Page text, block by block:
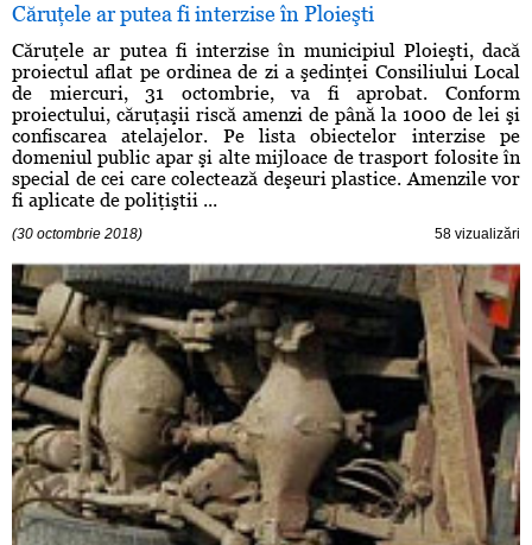
Căruţele ar putea fi interzise în Ploieşti
Căruţele ar putea fi interzise în municipiul Ploieşti, dacă
proiectul aflat pe ordinea de zi a şedinţei Consiliului Local
de miercuri, 31 octombrie, va fi aprobat. Conform
proiectului, căruţaşii riscă amenzi de până la 1000 de lei şi
confiscarea atelajelor. Pe lista obiectelor interzise pe
domeniul public apar şi alte mijloace de trasport folosite în
special de cei care colectează deşeuri plastice. Amenzile vor
fi aplicate de poliţiştii ...
(30 octombrie 2018) 58 vizualizări